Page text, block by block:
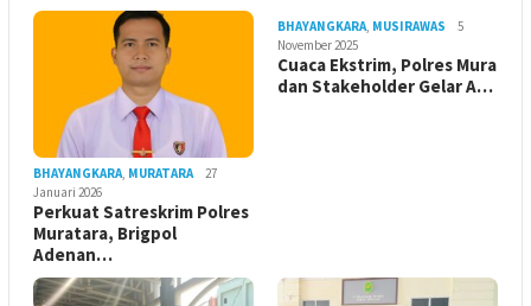
BHAYANGKARA MURATARA
27
Januari 2026
Perkuat Satreskrim Polres
Muratara, Brigpol
Adenan…
BHAYANGKARA MUSIRAWAS
5
November 2025
Cuaca Ekstrim, Polres Mura
dan Stakeholder Gelar A…